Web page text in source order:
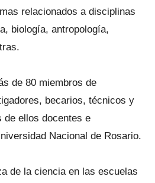
relacionados a disciplinas
biología, antropología,
de 80 miembros de
becarios, técnicos y
de ellos docentes e
Nacional de Rosario.
de la ciencia en las escuelas